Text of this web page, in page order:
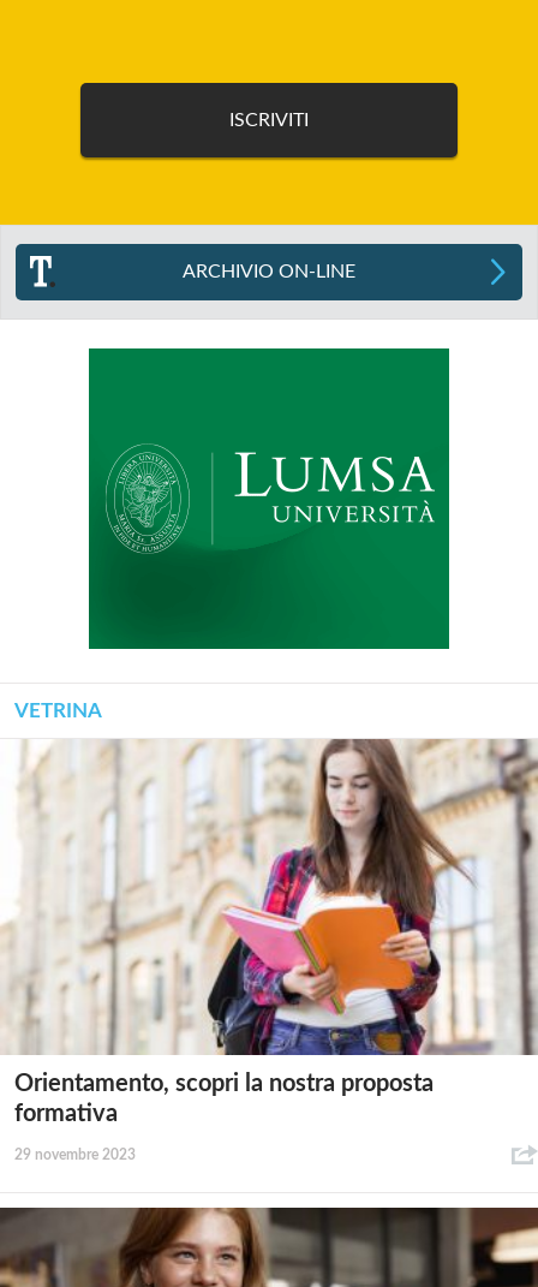
ARCHIVIO ON-LINE
VETRINA
Orientamento, scopri la nostra proposta
formativa
29 novembre 2023